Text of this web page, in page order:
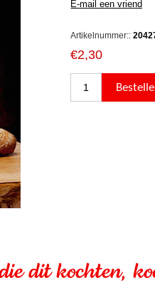
Artikelnummer::
€2,30
dit kochten,